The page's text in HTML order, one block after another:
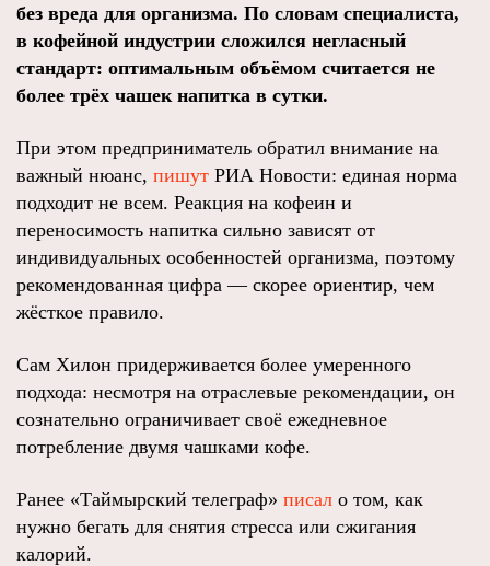
без вреда для организма. По словам специалиста,
в кофейной индустрии сложился негласный
стандарт: оптимальным объёмом считается не
более трёх чашек напитка в сутки.
При этом предприниматель обратил внимание на
важный нюанс, пишут РИА Новости: единая норма
подходит не всем. Реакция на кофеин и
переносимость напитка сильно зависят от
индивидуальных особенностей организма, поэтому
рекомендованная цифра — скорее ориентир, чем
жёсткое правило.
Сам Хилон придерживается более умеренного
подхода: несмотря на отраслевые рекомендации, он
сознательно ограничивает своё ежедневное
потребление двумя чашками кофе.
Ранее «Таймырский телеграф» писал о том, как
нужно бегать для снятия стресса или сжигания
калорий.